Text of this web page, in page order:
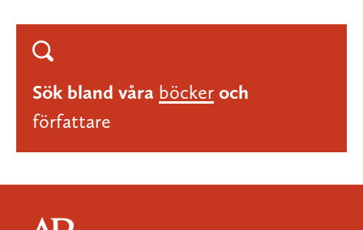
Sök bland våra böcker och
författare